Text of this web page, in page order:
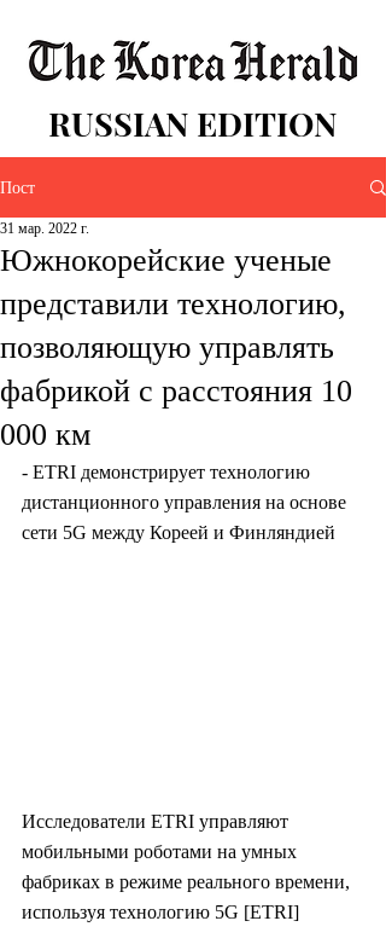
RUSSIAN EDITION
Пост
Южнокорейские ученые
представили технологию,
позволяющую управлять
фабрикой с расстояния 10
000 км
31 мар. 2022 г.
- ETRI демонстрирует технологию
дистанционного управления на основе
сети 5G между Кореей и Финляндией
Исследователи ETRI управляют
мобильными роботами на умных
фабриках в режиме реального времени,
используя технологию 5G [ETRI]